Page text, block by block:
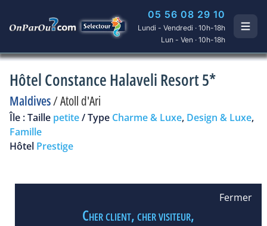
05 56 08 29 10
Lundi - Vendredi · 10h-18h
Lun - Ven · 10h-18h
Hôtel Constance Halaveli Resort 5*
Maldives/Atoll d'Ari
Île : Taille petite/ Type Charme & Luxe, Design & Luxe,
Famille
Hôtel Prestige
Fermer
Cher client, cher visiteur,